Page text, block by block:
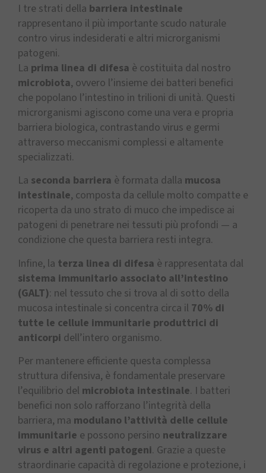
I tre strati della barriera intestinale
rappresentano il più importante scudo naturale
contro virus indesiderati e altri microrganismi
patogeni.
La prima linea di difesa è costituita dal nostro
microbiota, ovvero l’insieme dei batteri benefici
che popolano l’intestino in trilioni di unità. Questi
microrganismi agiscono come una vera e propria
barriera biologica, contrastando virus e germi
attraverso meccanismi complessi e altamente
specializzati.
La seconda barriera è formata dalla mucosa
intestinale, composta da cellule molto compatte e
ricoperta da uno strato di muco che impedisce ai
patogeni di penetrare nei tessuti più profondi — a
condizione che questa barriera resti integra.
Infine, la terza linea di difesa è rappresentata dal
sistema immunitario associato all’intestino
(GALT): nel tessuto che si trova al di sotto della
mucosa intestinale si concentra circa il 70% di
tutte le cellule immunitarie produttrici di
anticorpi dell’intero organismo.
Per mantenere efficiente questa complessa
struttura difensiva, è fondamentale preservare
l’equilibrio del microbiota intestinale. I batteri
benefici non solo rafforzano l’integrità della
barriera, ma modulano l’attività delle cellule
immunitarie e possono persino neutralizzare
virus e altri agenti patogeni. Grazie a queste
straordinarie capacità di regolazione e protezione, i